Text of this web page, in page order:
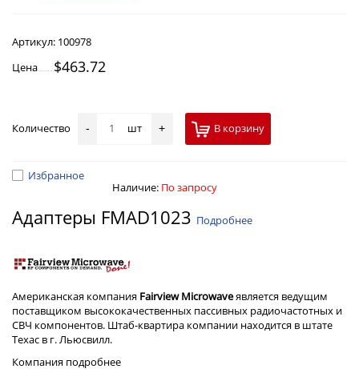
Артикул: 100978
Цена
$463.72
Количество - шт + В корзину
Избранное
Наличие: По запросу
Адаптеры FMAD1023 Подробнее
Американская компания Fairview Microwaveявляется ведущим
поставщиком высококачественных пассивных радиочастотных и
СВЧ компонентов. Штаб-квартира компании находится в штате
Техас в г. Льюсвилл.
Компания подробнее